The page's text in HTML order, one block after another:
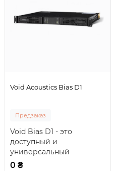
Void Acoustics Bias D1
Предзаказ
Void Bias D1 - это
доступный и
универсальный
усилитель.
0 ₴